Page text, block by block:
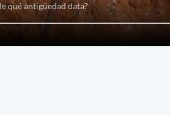
qué antigüedad data?